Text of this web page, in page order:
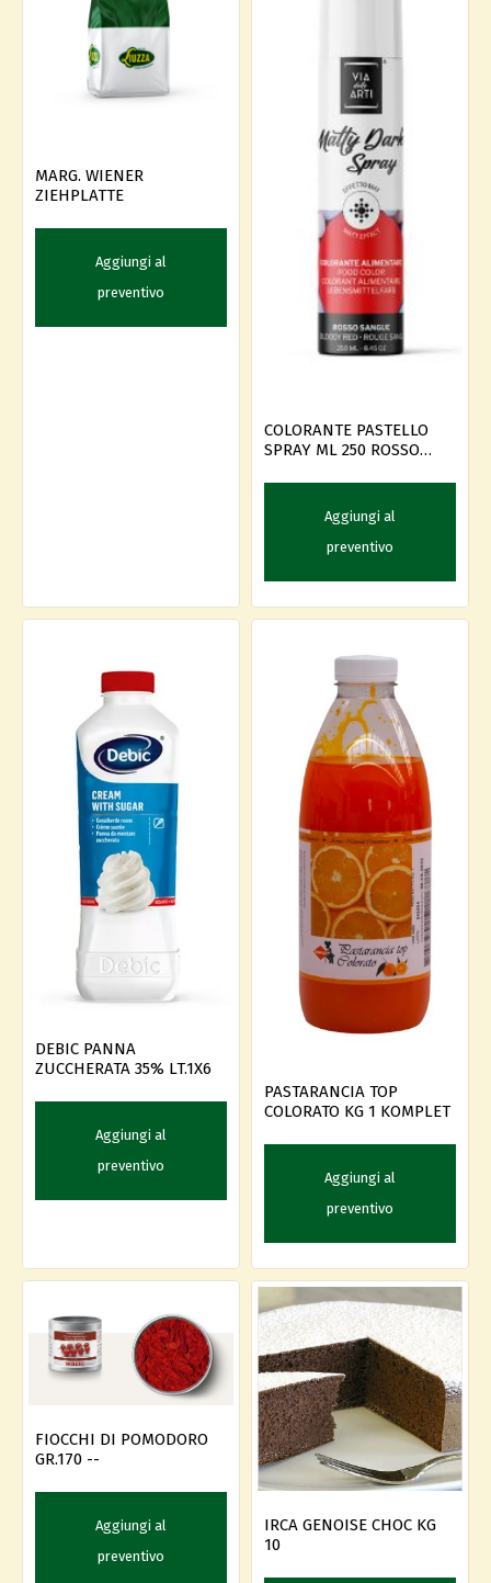
MARG. WIENER
ZIEHPLATTE
Aggiungi al
preventivo
COLORANTE PASTELLO
SPRAY ML 250 ROSSO
Aggiungi al
preventivo
DEBIC PANNA
ZUCCHERATA 35% LT.1X6
Aggiungi al
preventivo
PASTARANCIA TOP
COLORATO KG 1 KOMPLET
Aggiungi al
preventivo
FIOCCHI DI POMODORO
GR.170 --
Aggiungi al
preventivo
IRCA GENOISE CHOC KG
10